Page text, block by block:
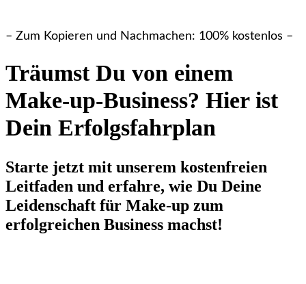
– Zum Kopieren und Nachmachen: 100% kostenlos –
Träumst Du von einem
Make-up-Business? Hier ist
Dein Erfolgsfahrplan
Starte jetzt mit unserem kostenfreien
Leitfaden und erfahre, wie Du Deine
Leidenschaft für Make-up zum
erfolgreichen Business machst!